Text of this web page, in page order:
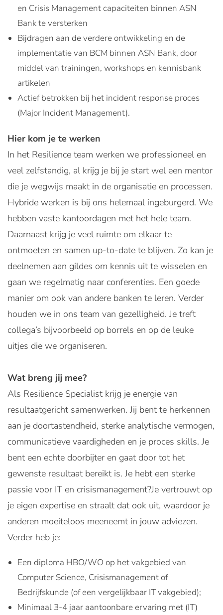
en Crisis Management capaciteiten binnen ASN
Bank te versterken
Bijdragen aan de verdere ontwikkeling en de
implementatie van BCM binnen ASN Bank, door
middel van trainingen, workshops en kennisbank
artikelen
Actief betrokken bij het incident response proces
(Major Incident Management).
Hier kom je te werken
In het Resilience team werken we professioneel en
veel zelfstandig, al krijg je bij je start wel een mentor
die je wegwijs maakt in de organisatie en processen.
Hybride werken is bij ons helemaal ingeburgerd. We
hebben vaste kantoordagen met het hele team.
Daarnaast krijg je veel ruimte om elkaar te
ontmoeten en samen up-to-date te blijven. Zo kan je
deelnemen aan gildes om kennis uit te wisselen en
gaan we regelmatig naar conferenties. Een goede
manier om ook van andere banken te leren. Verder
houden we in ons team van gezelligheid. Je treft
collega’s bijvoorbeeld op borrels en op de leuke
uitjes die we organiseren.
Wat breng jij mee?
Als Resilience Specialist krijg je energie van
resultaatgericht samenwerken. Jij bent te herkennen
aan je doortastendheid, sterke analytische vermogen,
communicatieve vaardigheden en je proces skills. Je
bent een echte doorbijter en gaat door tot het
gewenste resultaat bereikt is. Je hebt een sterke
passie voor IT en crisismanagement?Je vertrouwt op
je eigen expertise en straalt dat ook uit, waardoor je
anderen moeiteloos meeneemt in jouw adviezen.
Verder heb je:
Een diploma HBO/WO op het vakgebied van
Computer Science, Crisismanagement of
Bedrijfskunde (of een vergelijkbaar IT vakgebied);
Minimaal 3-4 jaar aantoonbare ervaring met (IT)